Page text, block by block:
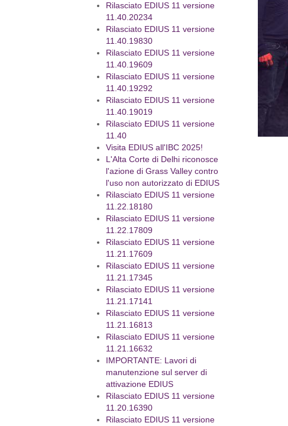
Rilasciato EDIUS 11 versione
11.40.20234
Rilasciato EDIUS 11 versione
11.40.19830
Rilasciato EDIUS 11 versione
11.40.19609
Rilasciato EDIUS 11 versione
11.40.19292
Rilasciato EDIUS 11 versione
11.40.19019
Rilasciato EDIUS 11 versione
11.40
Visita EDIUS all'IBC 2025!
L'Alta Corte di Delhi riconosce
l'azione di Grass Valley contro
l'uso non autorizzato di EDIUS
Rilasciato EDIUS 11 versione
11.22.18180
Rilasciato EDIUS 11 versione
11.22.17809
Rilasciato EDIUS 11 versione
11.21.17609
Rilasciato EDIUS 11 versione
11.21.17345
Rilasciato EDIUS 11 versione
11.21.17141
Rilasciato EDIUS 11 versione
11.21.16813
Rilasciato EDIUS 11 versione
11.21.16632
IMPORTANTE: Lavori di
manutenzione sul server di
attivazione EDIUS
Rilasciato EDIUS 11 versione
11.20.16390
Rilasciato EDIUS 11 versione